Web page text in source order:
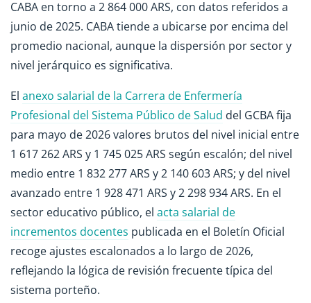
CABA en torno a 2 864 000 ARS, con datos referidos a
junio de 2025. CABA tiende a ubicarse por encima del
promedio nacional, aunque la dispersión por sector y
nivel jerárquico es significativa.
El anexo salarial de la Carrera de Enfermería
Profesional del Sistema Público de Salud del GCBA fija
para mayo de 2026 valores brutos del nivel inicial entre
1 617 262 ARS y 1 745 025 ARS según escalón; del nivel
medio entre 1 832 277 ARS y 2 140 603 ARS; y del nivel
avanzado entre 1 928 471 ARS y 2 298 934 ARS. En el
sector educativo público, el acta salarial de
incrementos docentes publicada en el Boletín Oficial
recoge ajustes escalonados a lo largo de 2026,
reflejando la lógica de revisión frecuente típica del
sistema porteño.